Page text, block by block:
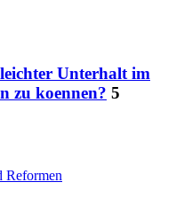
Unterhalt im
zu koennen? 5
Reformen